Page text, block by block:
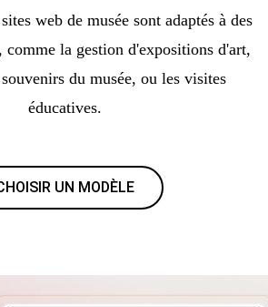
web de musée sont adaptés à des
comme la gestion d'expositions d'art,
du musée, ou les visites
éducatives.
UN MODÈLE